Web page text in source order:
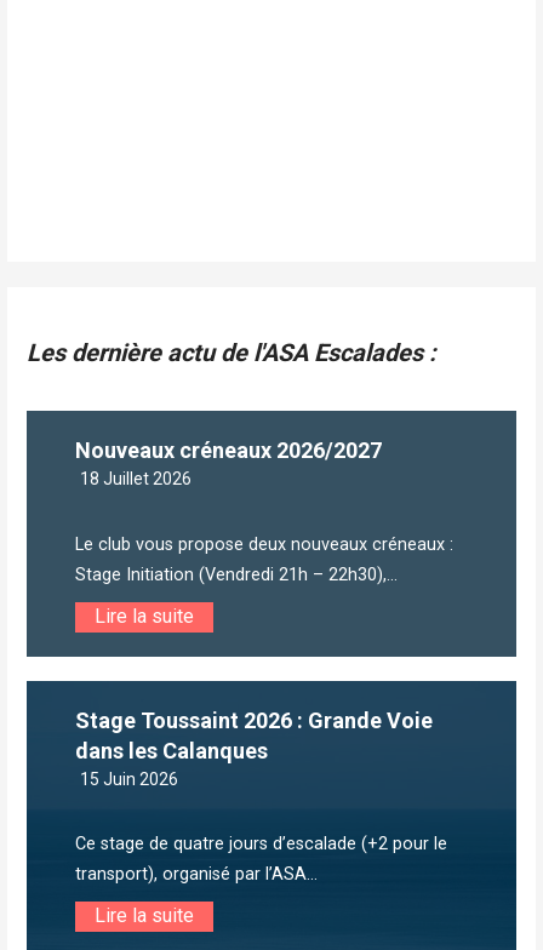
Les dernière actu de l'ASA Escalades :
Nouveaux créneaux 2026/2027
18 Juillet 2026
Le club vous propose deux nouveaux créneaux :
Stage Initiation (Vendredi 21h – 22h30),...
Lire la suite
Stage Toussaint 2026 : Grande Voie
dans les Calanques
15 Juin 2026
Ce stage de quatre jours d’escalade (+2 pour le
transport), organisé par l’ASA...
Lire la suite